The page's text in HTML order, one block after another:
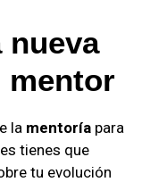
nueva
mentor
la mentoría para
tienes que
tu evolución